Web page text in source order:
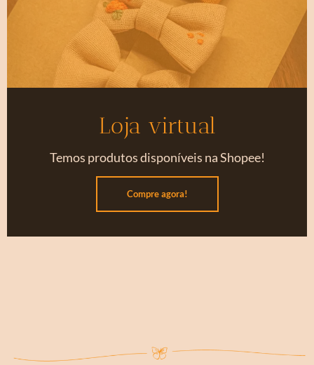
Loja virtual
Temos produtos disponíveis na Shopee!
Compre agora!